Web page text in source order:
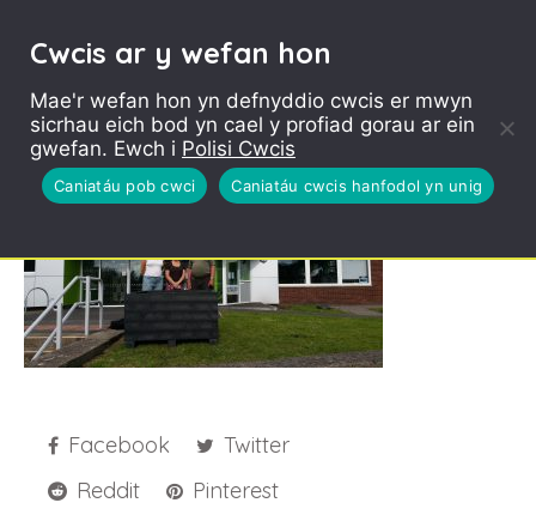
20170811_091030_001
Facebook
Twitter
Reddit
Pinterest
Cwcis ar y wefan hon
Mae'r wefan hon yn defnyddio cwcis er mwyn
sicrhau eich bod yn cael y profiad gorau ar ein
gwefan. Ewch i Polisi Cwcis
Caniatáu pob cwci Caniatáu cwcis hanfodol yn unig